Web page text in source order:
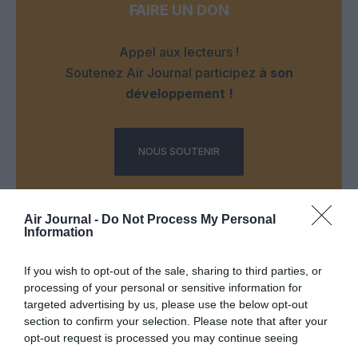
Air Journal - Do Not Process My Personal
Information
If you wish to opt-out of the sale, sharing to third parties, or
processing of your personal or sensitive information for
targeted advertising by us, please use the below opt-out
section to confirm your selection. Please note that after your
opt-out request is processed you may continue seeing
FAIRE UN DON
Appel aux lecteurs !
Soutenez Air Journal participez à son
développement !
NOUS SOUTENIR
DERNIERS COMMENTAIRES
Manfoua commenté l'article :